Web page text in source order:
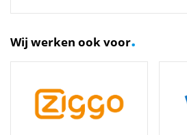
Wij werken ook voor.